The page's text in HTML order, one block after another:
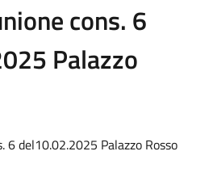
cons. 6
Palazzo
6 del10.02.2025 Palazzo Rosso